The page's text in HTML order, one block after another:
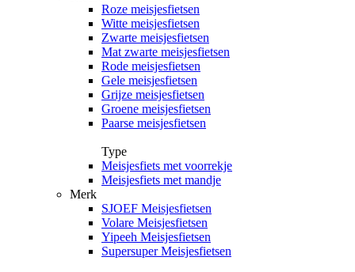
Roze meisjesfietsen
Witte meisjesfietsen
Zwarte meisjesfietsen
Mat zwarte meisjesfietsen
Rode meisjesfietsen
Gele meisjesfietsen
Grijze meisjesfietsen
Groene meisjesfietsen
Paarse meisjesfietsen
Type
Meisjesfiets met voorrekje
Meisjesfiets met mandje
Merk
SJOEF Meisjesfietsen
Volare Meisjesfietsen
Yipeeh Meisjesfietsen
Supersuper Meisjesfietsen